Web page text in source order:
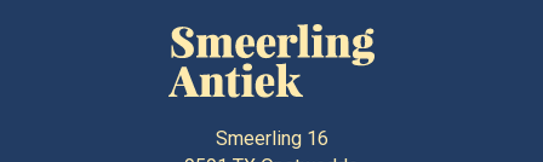
Smeerling 16